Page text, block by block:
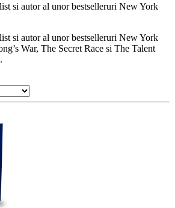
si autor al unor bestselleruri New York
si autor al unor bestselleruri New York
War, The Secret Race si The Talent